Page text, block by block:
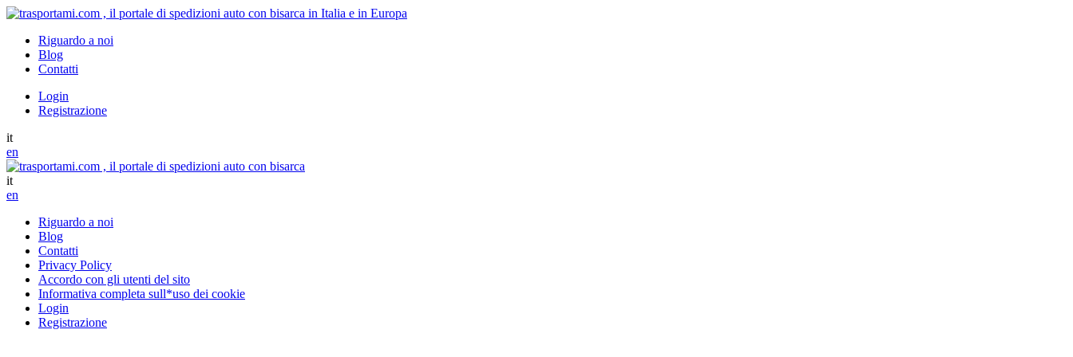
Riguardo a noi
Blog
Contatti
Login
Registrazione
it
en
it
en
Riguardo a noi
Blog
Contatti
Privacy Policy
Accordo con gli utenti del sito
Informativa completa sull*uso dei cookie
Login
Registrazione